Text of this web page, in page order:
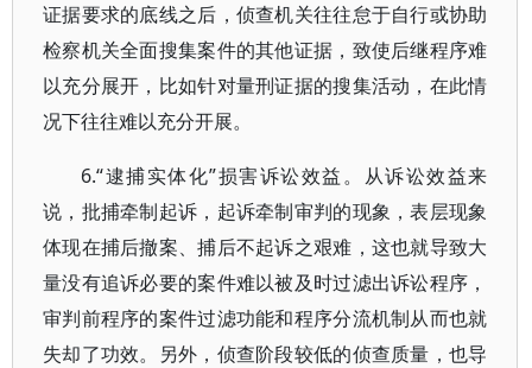
证据要求的底线之后，侦查机关往往怠于自行或协助
检察机关全面搜集案件的其他证据，致使后继程序难
以充分展开，比如针对量刑证据的搜集活动，在此情
况下往往难以充分开展。
6.“逮捕实体化”损害诉讼效益。从诉讼效益来
说，批捕牵制起诉，起诉牵制审判的现象，表层现象
体现在捕后撤案、捕后不起诉之艰难，这也就导致大
量没有追诉必要的案件难以被及时过滤出诉讼程序，
审判前程序的案件过滤功能和程序分流机制从而也就
失却了功效。另外，侦查阶段较低的侦查质量，也导